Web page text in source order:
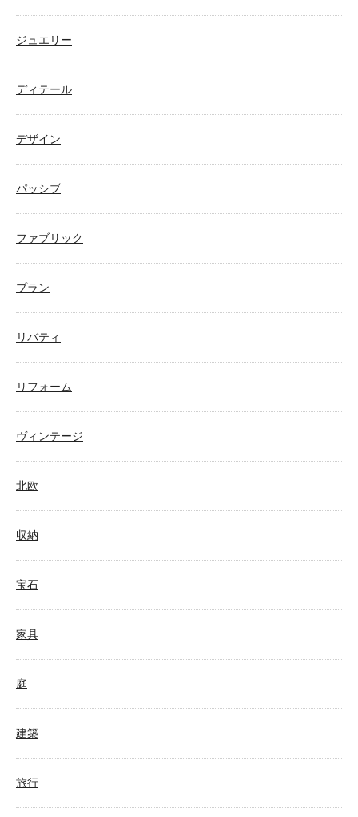
ジュエリー
ディテール
デザイン
パッシブ
ファブリック
プラン
リバティ
リフォーム
ヴィンテージ
北欧
収納
宝石
家具
庭
建築
旅行